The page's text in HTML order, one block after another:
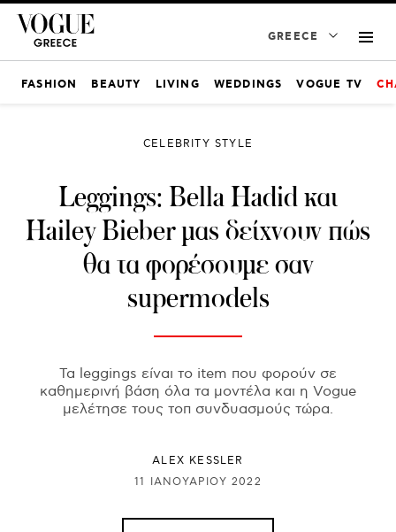
GREECE
FASHION BEAUTY LIVING WEDDINGS VOGUE TV
CELEBRITY STYLE
Leggings: Bella Hadid και
Hailey Bieber μας δείχνουν πώς
θα τα φορέσουμε σαν
supermodels
Τα leggings είναι το item που φορούν σε
καθημερινή βάση όλα τα μοντέλα και η Vogue
μελέτησε τους τοπ συνδυασμούς τώρα.
ALEX KESSLER
11 ΙΑΝΟΥΑΡΊΟΥ 2022